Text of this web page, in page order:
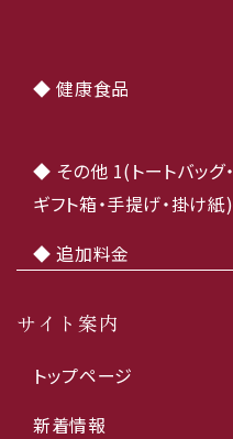
◆ 健康食品
◆ その他 1(トートバッグ・
ギフト箱・手提げ・掛け紙)
◆ 追加料金
サイト案内
トップページ
新着情報